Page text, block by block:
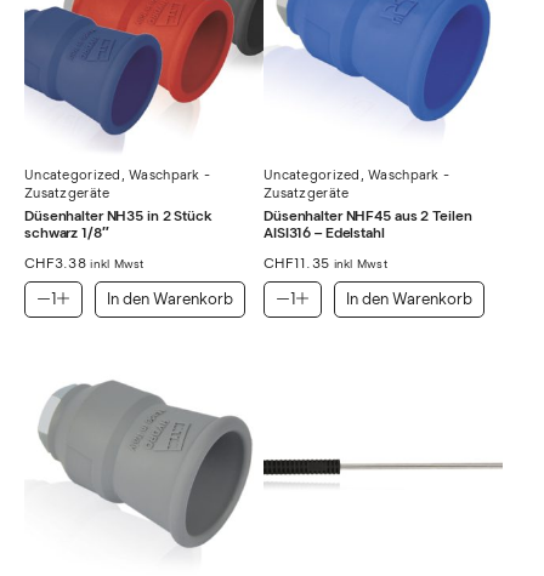
Uncategorized ,Waschpark -
Zusatzgeräte
Düsenhalter NH35 in 2 Stück
schwarz 1/8″
CHF3.38 inkl Mwst
In den Warenkorb
Uncategorized ,Waschpark -
Zusatzgeräte
Düsenhalter NHF45 aus 2 Teilen
AISI316 – Edelstahl
CHF11.35 inkl Mwst
In den Warenkorb